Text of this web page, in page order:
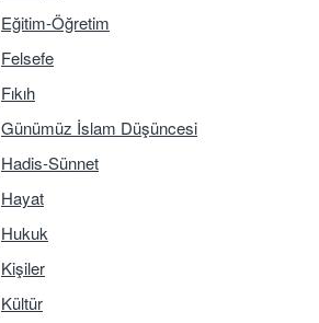
Eğitim-Öğretim
Felsefe
Fıkıh
Günümüz İslam Düşüncesi
Hadis-Sünnet
Hayat
Hukuk
Kişiler
Kültür